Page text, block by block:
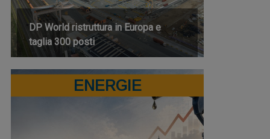
DP World ristruttura in Europa e
taglia 300 posti
ENERGIE